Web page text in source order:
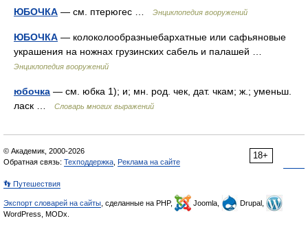
ЮБОЧКА — см. птерюгес … Энциклопедия вооружений
ЮБОЧКА — колоколообразныебархатные или сафьяновые
украшения на ножнах грузинских сабель и палашей …
Энциклопедия вооружений
юбочка — см. юбка 1); и; мн. род. чек, дат. чкам; ж.; уменьш.
ласк …
Словарь многих выражений
18+
© Академик, 2000-2026
Обратная связь: Техподдержка Реклама на сайте
👣 Путешествия
Экспорт словарей на сайты , сделанные на PHP, Joomla,
Drupal,
WordPress, MODx.